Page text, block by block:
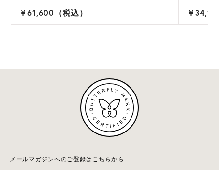
￥61,600（税込） ￥
メールマガジンへのご登録はこちらから